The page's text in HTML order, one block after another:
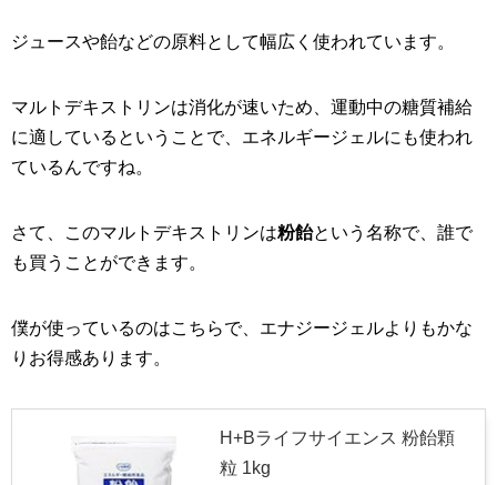
ジュースや飴などの原料として幅広く使われています。
マルトデキストリンは消化が速いため、運動中の糖質補給
に適しているということで、エネルギージェルにも使われ
ているんですね。
さて、このマルトデキストリンは粉飴という名称で、誰で
も買うことができます。
僕が使っているのはこちらで、エナジージェルよりもかな
りお得感あります。
H+Bライフサイエンス 粉飴顆
粒 1kg